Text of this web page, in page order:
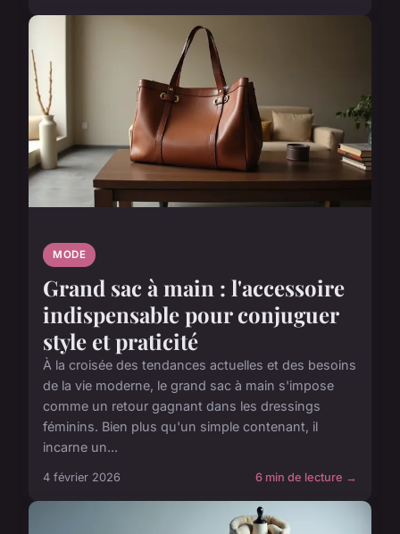
MODE
Grand sac à main : l'accessoire
indispensable pour conjuguer
style et praticité
À la croisée des tendances actuelles et des besoins
de la vie moderne, le grand sac à main s'impose
comme un retour gagnant dans les dressings
féminins. Bien plus qu'un simple contenant, il
incarne un...
4 février 2026 6 min de lecture →